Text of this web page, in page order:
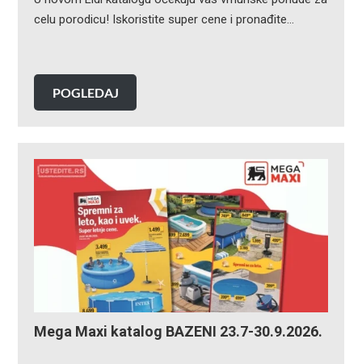
celu porodicu! Iskoristite super cene i pronađite…
POGLEDAJ
Mega Maxi katalog BAZENI 23.7-30.9.2026.